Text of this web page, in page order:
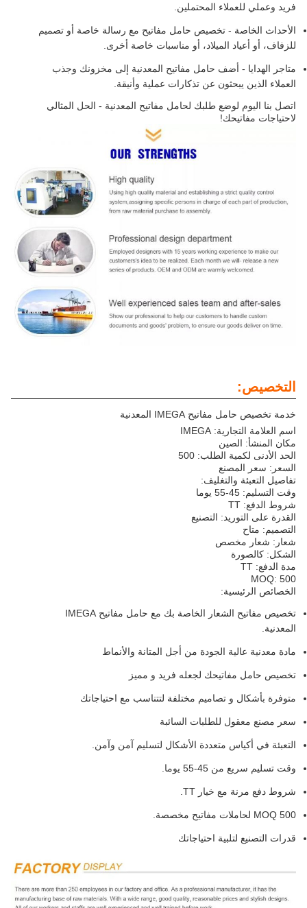
فريد وعملي للعملاء المحتملين.
الأحداث الخاصة - تخصيص حامل مفاتيح مع رسالة خاصة أو تصميم
للزفاف، أو أعياد الميلاد، أو مناسبات خاصة أخرى.
متاجر الهدايا - أضف حامل مفاتيح المعدنية إلى مخزونك وجذب
العملاء الذين يبحثون عن تذكارات عملية وأنيقة.
اتصل بنا اليوم لوضع طلبك لحامل مفاتيح المعدنية - الحل المثالي
لاحتياجات مفاتيحك!
التخصيص:
خدمة تخصيص حامل مفاتيح IMEGA المعدنية
اسم العلامة التجارية: IMEGA
مكان المنشأ: الصين
الحد الأدنى لكمية الطلب: 500
السعر: سعر المصنع
تفاصيل التعبئة والتغليف:
وقت التسليم: 45-55 يوما
شروط الدفع: TT
القدرة على التوريد: التصنيع
التصميم: متاح
شعار: شعار مخصص
الشكل: كالصورة
مدة الدفع: TT
MOQ: 500
الخصائص الرئيسية:
تخصيص مفاتيح الشعار الخاصة بك مع حامل مفاتيح IMEGA
المعدنية.
مادة معدنية عالية الجودة من أجل المتانة والأنماط
تخصيص حامل مفاتيحك لجعله فريد و مميز
متوفرة بأشكال و تصاميم مختلفة لتتناسب مع احتياجاتك
سعر مصنع معقول للطلبات السائبة
التعبئة في أكياس متعددة الأشكال لتسليم آمن وآمن.
وقت تسليم سريع من 45-55 يوما.
شروط دفع مرنة مع خيار TT.
MOQ 500 لحاملات مفاتيح مخصصة.
قدرات التصنيع لتلبية احتياجاتك